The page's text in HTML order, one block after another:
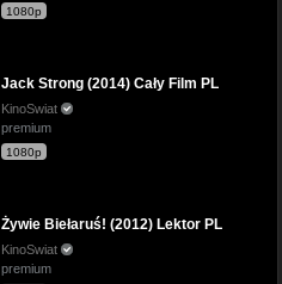
1080p
Jack Strong (2014) Cały Film PL
KinoSwiat
premium
1080p
Żywie Biełaruś! (2012) Lektor PL
KinoSwiat
premium